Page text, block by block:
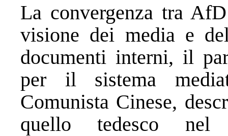
La convergenza tra
visione dei media e
documenti interni, il
per il sistema
Comunista Cinese,
quello tedesco nel